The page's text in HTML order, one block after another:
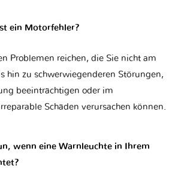
ein Motorfehler?
Problemen reichen, die Sie nicht am
hin zu schwerwiegenderen Störungen,
beeinträchtigen oder im
Schäden verursachen können.
wenn eine Warnleuchte in Ihrem